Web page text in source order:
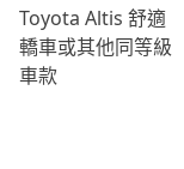
Toyota Altis 舒適
轎車或其他同等級
車款